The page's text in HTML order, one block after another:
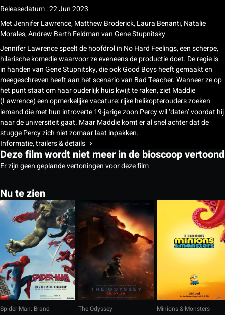
Releasedatum : 22 Jun 2023
MetJennifer Lawrence, Matthew Broderick, Laura Benanti, Natalie
Morales, Andrew Barth FeldmanvanGene Stupnitsky
Jennifer Lawrence speelt de hoofdrol in No Hard Feelings, een scherpe,
hilarische komedie waarvoor ze eveneens de productie doet. De regie is
in handen van Gene Stupnitsky, die ook Good Boys heeft gemaakt en
meegeschreven heeft aan het scenario van Bad Teacher. Wanneer ze op
het punt staat om haar ouderlijk huis kwijt te raken, ziet Maddie
(Lawrence) een opmerkelijke vacature: rijke helikopterouders zoeken
iemand die met hun introverte 19-jarige zoon Percy wil ‘daten’ voordat hij
naar de universiteit gaat. Maar Maddie komt er al snel achter dat de
stugge Percy zich niet zomaar laat inpakken.
Informatie, trailers & details
Deze film wordt niet meer in de bioscoop vertoond
Er zijn geen geplande vertoningen voor deze film
Nu te zien
Spider-Man: Brand
The Odyssey
Minions & Monsters